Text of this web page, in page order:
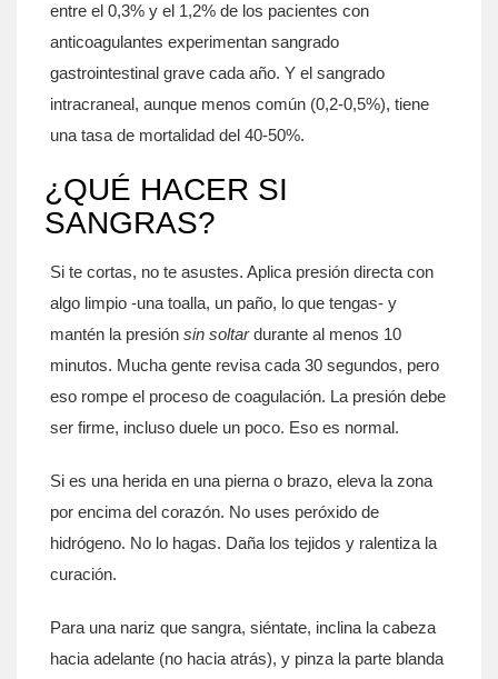
entre el 0,3% y el 1,2% de los pacientes con
anticoagulantes experimentan sangrado
gastrointestinal grave cada año. Y el sangrado
intracraneal, aunque menos común (0,2-0,5%), tiene
una tasa de mortalidad del 40-50%.
¿QUÉ HACER SI
SANGRAS?
Si te cortas, no te asustes. Aplica presión directa con
algo limpio -una toalla, un paño, lo que tengas- y
mantén la presión sin soltardurante al menos 10
minutos. Mucha gente revisa cada 30 segundos, pero
eso rompe el proceso de coagulación. La presión debe
ser firme, incluso duele un poco. Eso es normal.
Si es una herida en una pierna o brazo, eleva la zona
por encima del corazón. No uses peróxido de
hidrógeno. No lo hagas. Daña los tejidos y ralentiza la
curación.
Para una nariz que sangra, siéntate, inclina la cabeza
hacia adelante (no hacia atrás), y pinza la parte blanda